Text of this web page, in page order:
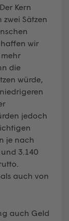
Kern
Sätzen
wir
die
würde,
jedoch
je nach
3.140
auch von
auch Geld